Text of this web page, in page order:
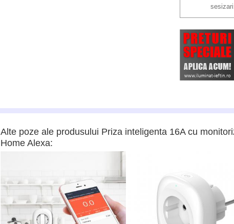
Alte poze ale produsului Priza inteligenta 16A cu
Home Alexa: